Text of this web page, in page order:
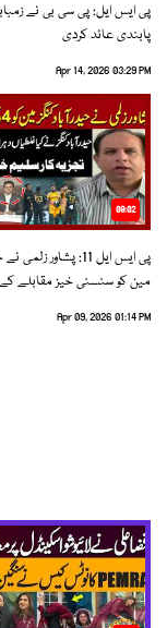
پی ایس ایل: پی سی بی نے
پابندی عائد کردی
Apr 14, 2026 03:29 PM
09:02
پی ایس ایل 11: پشاور
مین کو سنسنی خیز مقابلے
Apr 09, 2026 01:14 PM